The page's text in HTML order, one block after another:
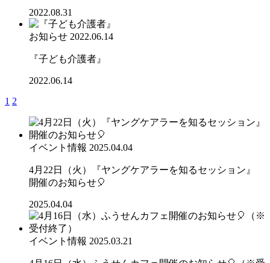
2022.08.31
お知らせ 2022.06.14
『子ども介護者』
2022.06.14
1 2
イベント情報 2025.04.04
4月22日（火）『ヤングケアラーを知るセッション』
開催のお知らせ🎈
2025.04.04
イベント情報 2025.03.21